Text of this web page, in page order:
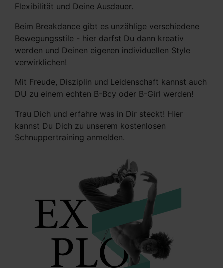
Flexibilität und Deine Ausdauer.
Beim Breakdance gibt es unzählige verschiedene
Bewegungsstile - hier darfst Du dann kreativ
werden und Deinen eigenen individuellen Style
verwirklichen!
Mit Freude, Disziplin und Leidenschaft kannst auch
DU zu einem echten B-Boy oder B-Girl werden!
Trau Dich und erfahre was in Dir steckt! Hier
kannst Du Dich zu unserem kostenlosen
Schnuppertraining anmelden.